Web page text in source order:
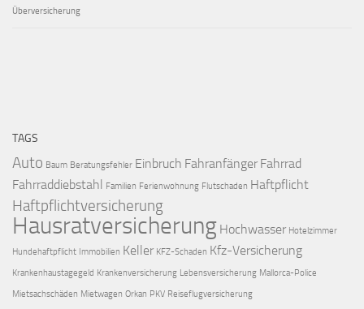
Überversicherung
TAGS
Auto Baum Beratungsfehler Einbruch Fahranfänger Fahrrad
Fahrraddiebstahl Familien Ferienwohnung Flutschaden Haftpflicht
Haftpflichtversicherung
Hausratversicherung Hochwasser Hotelzimmer
Hundehaftpflicht Immobilien Keller KFZ-Schaden Kfz-Versicherung
Krankenhaustagegeld Krankenversicherung Lebensversicherung Mallorca-Police
Mietsachschäden Mietwagen Orkan PKV Reiseflugversicherung